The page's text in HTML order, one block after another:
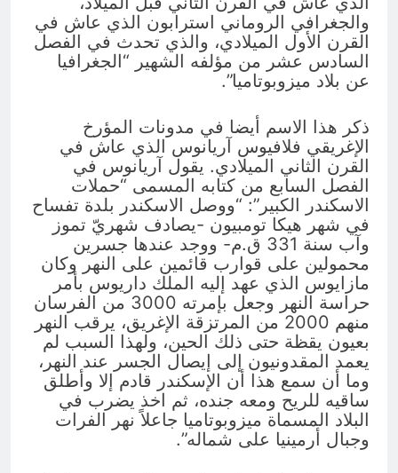
والجغرافي الروماني استرابون الذي عاش في
القرن الأول الميلادي، والذي تحدث في الفصل
السادس عشر من مؤلفه الشهير “الجغرافيا
عن بلاد ميزوبوتاميا”.
ذكر هذا الاسم أيضا في مدونات المؤرخ
الإغريقي فلافيوس آريانوس الذي عاش في
القرن الثاني الميلادي. يقول آريانوس في
الفصل السابع من كتابه المسمى “حملات
الاسكندر الكبير”: “ووصل الاسكندر بلدة تفساح
في شهر هيكا تومبيون -يصادف شهريّ تموز
وآب سنة 331 ق.م- ووجد عندها جسرين
محمولين على قوارب قائمين على النهر وكان
مازايوس الذي عهد إليه الملك داريوس بأمر
حراسة النهر وجعل بإمرته 3000 من الفرسان
منهم 2000 من المرتزقة الإغريق، يرقب النهر
بعيون يقظة حتى ذلك الحين، ولهذا السبب لم
يعمد المقدونيون إلى إيصال الجسر عند النهر،
وما أن سمع هذا أن الإسكندر قادم إلا وأطلق
ساقيه للريح ومعه جنده، ثم اخذ يضرب في
البلاد المسماة ميزوبوتاميا جاعلاً نهر الفرات
وجبال أرمينيا على شماله”.